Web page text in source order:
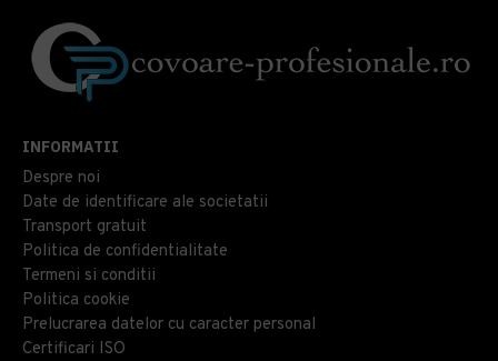
INFORMATII
Despre noi
Date de identificare ale societatii
Transport gratuit
Politica de confidentialitate
Termeni si conditii
Politica cookie
Prelucrarea datelor cu caracter personal
Certificari ISO